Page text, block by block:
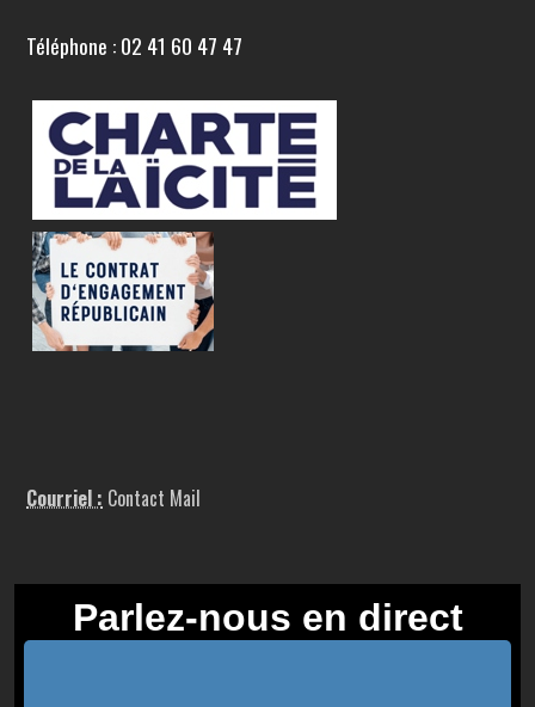
Téléphone : 02 41 60 47 47
Courriel : Contact Mail